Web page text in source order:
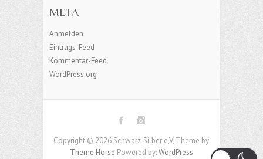
META
Anmelden
Eintrags-Feed
Kommentar-Feed
WordPress.org
Copyright © 2026 Schwarz-Silber e,V, Theme by:
Theme Horse Powered by:WordPress